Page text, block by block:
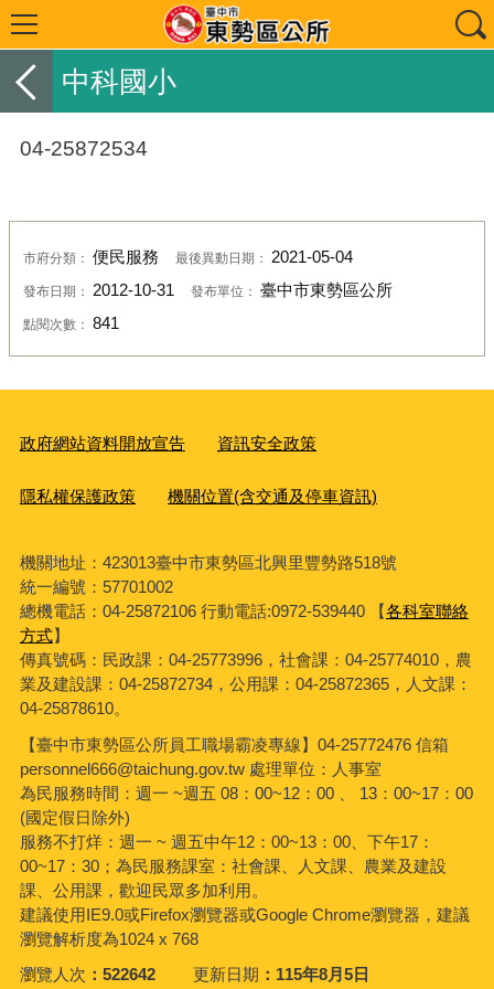
中科國小
04-25872534
市府分類： 便民服務 最後異動日期： 2021-05-04
發布日期： 2012-10-31 發布單位： 臺中市東勢區公所
點閱次數： 841
政府網站資料開放宣告 資訊安全政策
隱私權保護政策 機關位置(含交通及停車資訊)
機關地址：423013臺中市東勢區北興里豐勢路518號
統一編號：57701002
總機電話：04-25872106 行動電話:0972-539440 【各科室聯絡
方式】
傳真號碼：民政課：04-25773996，社會課：04-25774010，農
業及建設課：04-25872734，公用課：04-25872365，人文課：
04-25878610。
【臺中市東勢區公所員工職場霸凌專線】04-25772476 信箱
personnel666@taichung.gov.tw 處理單位：人事室
為民服務時間：週一 ~週五 08：00~12：00 、 13：00~17：00
(國定假日除外)
服務不打烊：週一 ~ 週五中午12：00~13：00、下午17：
00~17：30；為民服務課室：社會課、人文課、農業及建設
課、公用課，歡迎民眾多加利用。
建議使用IE9.0或Firefox瀏覽器或Google Chrome瀏覽器，建議
瀏覽解析度為1024 x 768
瀏覽人次
522642 更新日期 115年8月5日